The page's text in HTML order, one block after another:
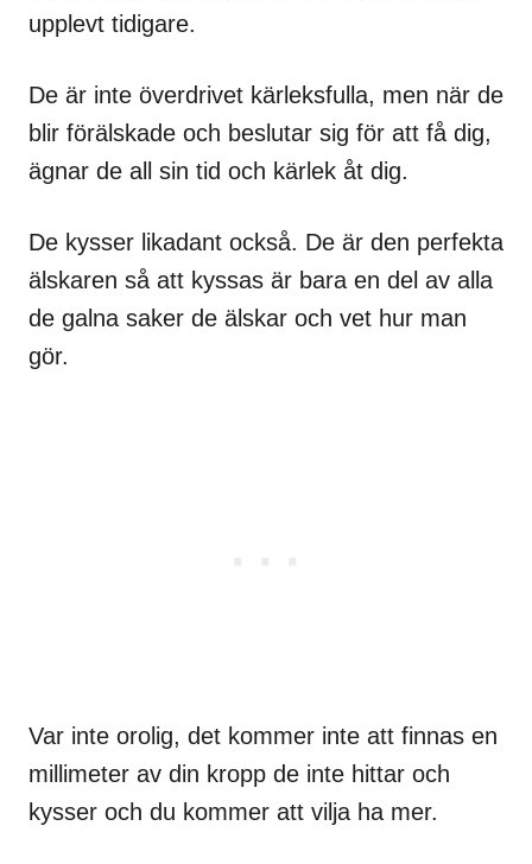
upplevt tidigare.
De är inte överdrivet kärleksfulla, men när de
blir förälskade och beslutar sig för att få dig,
ägnar de all sin tid och kärlek åt dig.
De kysser likadant också. De är den perfekta
älskaren så att kyssas är bara en del av alla
de galna saker de älskar och vet hur man
gör.
Var inte orolig, det kommer inte att finnas en
millimeter av din kropp de inte hittar och
kysser och du kommer att vilja ha mer.